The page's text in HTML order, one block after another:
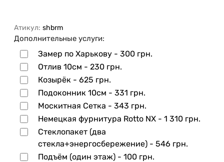
Атикул: shbrm
Дополнительные услуги:
Замер по Харькову - 300 грн.
Отлив 10см - 230 грн.
Козырёк - 625 грн.
Подоконник 10см - 331 грн.
Москитная Сетка - 343 грн.
Немецкая фурнитура Rotto NX - 1 310 грн.
Стеклопакет (два
стекла+энергосбережение) - 546 грн.
Подъём (один этаж) - 100 грн.